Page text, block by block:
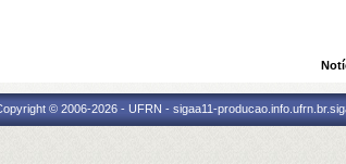
© 2006-2026 - UFRN - sigaa11-